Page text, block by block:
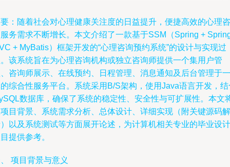
：随着社会对心理健康关注度的日益提升，便捷高效的心理咨
务需求不断增长。本文介绍了一款基于SSM（Spring +
+ MyBatis）框架开发的“心理咨询预约系统”的设计与实现过
该系统旨在为心理咨询机构或独立咨询师提供一个集用户管
咨询师展示、在线预约、日程管理、消息通知及后台管理于一
综合性服务平台。系统采用B/S架构，使用Java语言开发，结
数据库，确保了系统的稳定性、安全性与可扩展性。本文
目背景、系统需求分析、总体设计、详细实现（附关键源码解
以及系统测试等方面展开论述，为计算机相关专业的毕业设计
提供参考。
项目背景与意义